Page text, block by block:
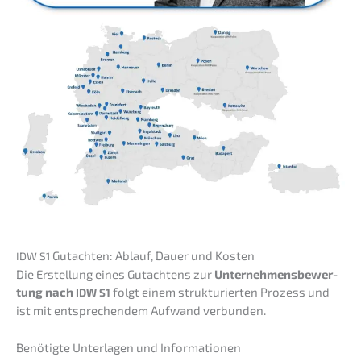
IDWS1 Gutach­ten: Ablauf, Dauer und Kosten
Die Erstel­lung eines Gutach­tens zur Unter­neh­mens­be­wer­
tung nach IDWS1 folgt einem struk­tu­rier­ten Prozess und
ist mit entspre­chen­dem Aufwand verbunden.
Benötig­te Unter­la­gen und Informationen